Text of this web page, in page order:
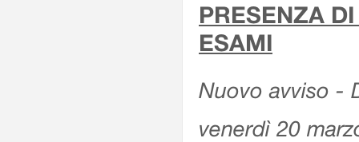
PRESENZA
ESAMI
Nuovo avviso -
venerdì 20